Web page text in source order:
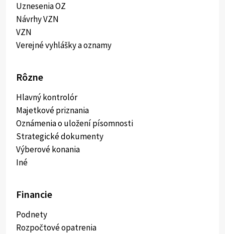
Uznesenia OZ
Návrhy VZN
VZN
Verejné vyhlášky a oznamy
Rôzne
Hlavný kontrolór
Majetkové priznania
Oznámenia o uložení písomnosti
Strategické dokumenty
Výberové konania
Iné
Financie
Podnety
Rozpočtové opatrenia